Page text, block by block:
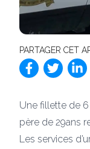
PARTAGER CET
Une fillette de
père de 29ans
Les services